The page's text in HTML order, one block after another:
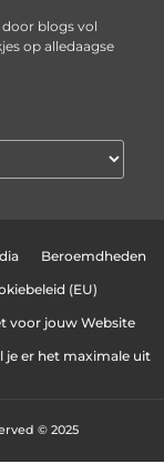
blogs vol
op alledaagse
Beroemdheden
(EU)
voor jouw Website
je er het maximale uit
© 2025